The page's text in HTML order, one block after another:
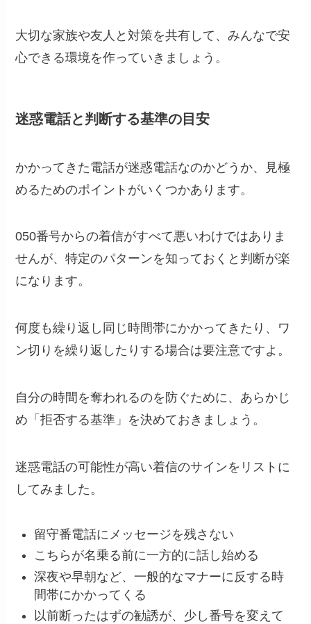
大切な家族や友人と対策を共有して、みんなで安
心できる環境を作っていきましょう。
迷惑電話と判断する基準の目安
かかってきた電話が迷惑電話なのかどうか、見極
めるためのポイントがいくつかあります。
050番号からの着信がすべて悪いわけではありま
せんが、特定のパターンを知っておくと判断が楽
になります。
何度も繰り返し同じ時間帯にかかってきたり、ワ
ン切りを繰り返したりする場合は要注意ですよ。
自分の時間を奪われるのを防ぐために、あらかじ
め「拒否する基準」を決めておきましょう。
迷惑電話の可能性が高い着信のサインをリストに
してみました。
留守番電話にメッセージを残さない
こちらが名乗る前に一方的に話し始める
深夜や早朝など、一般的なマナーに反する時
間帯にかかってくる
以前断ったはずの勧誘が、少し番号を変えて